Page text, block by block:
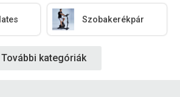
Szobakerékpár
További kategóriák